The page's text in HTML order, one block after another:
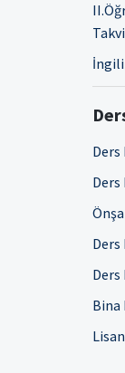
Ders
Bina